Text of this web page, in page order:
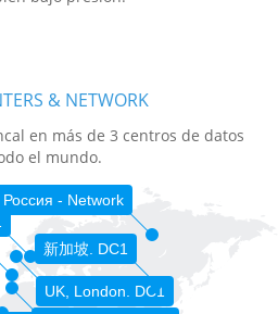
& NETWORK
en más de 3 centros de datos
el mundo.
UK, London. DC1
Россия - Network
新加坡. DC1